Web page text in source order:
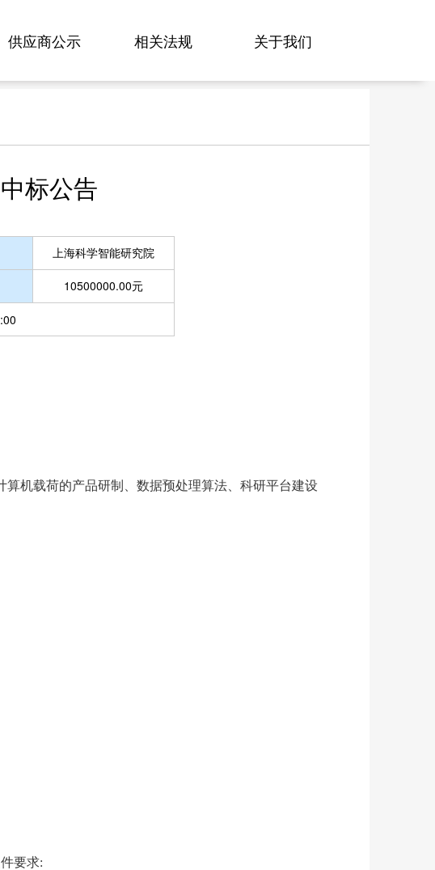
供应商公示 相关法规 关于我们
标公告
上海科学智能研究院
10500000.00元
机载荷的产品研制、数据预处理算法、科研平台建设
要求: